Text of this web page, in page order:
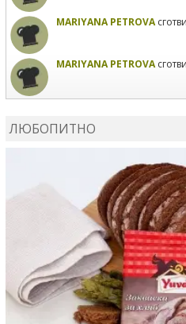
MARIYANA PETROVAсготви
MARIYANA PETROVAсготви
ЛЮБОПИТНО